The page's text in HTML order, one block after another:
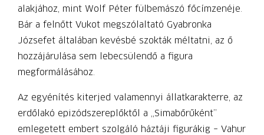
alakjához, mint Wolf Péter fülbemászó főcímzenéje.
Bár a felnőtt Vukot megszólaltató Gyabronka
Józsefet általában kevésbé szokták méltatni, az ő
hozzájárulása sem lebecsülendő a figura
megformálásához.
Az egyénítés kiterjed valamennyi állatkarakterre, az
erdőlakó epizódszereplőktől a „Simabőrűként”
emlegetett embert szolgáló háztáji figurákig – Vahur